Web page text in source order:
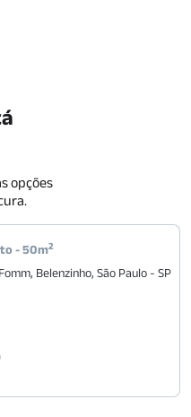
-50m2
, Belenzinho, São Paulo - SP
opções